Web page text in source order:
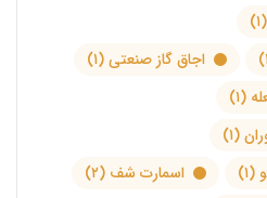
(۱)
اجاق گاز صنعتی(۱)
(۱)
(۱)
(۱) اسمارت شف (۲)